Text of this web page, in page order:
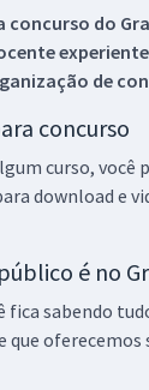
concurso do
de
concurso
curso, você
download e
é no
fica sabendo
que oferecemos